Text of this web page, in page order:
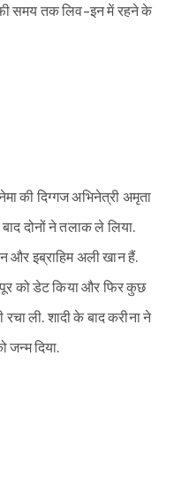
समय तक लिव-इन में रहने के
की दिग्गज अभिनेत्री अमृता
दोनों ने तलाक ले लिया.
और इब्राहिम अली खान हैं.
को डेट किया और फिर कुछ
ली. शादी के बाद करीना ने
दिया.